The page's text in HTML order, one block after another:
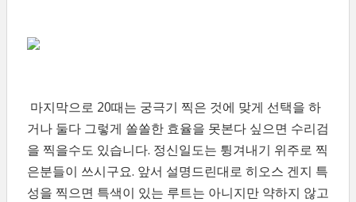
마지막으로 20때는 궁극기 찍은 것에 맞게 선택을 하
거나 둘다 그렇게 쏠쏠한 효율을 못본다 싶으면 수리검
을 찍을수도 있습니다. 정신일도는 튕겨내기 위주로 찍
은분들이 쓰시구요. 앞서 설명드린대로 히오스 겐지 특
성을 찍으면 특색이 있는 루트는 아니지만 약하지 않고